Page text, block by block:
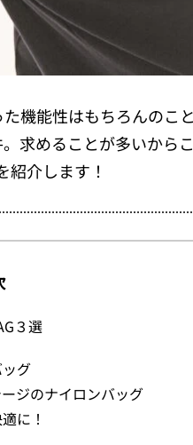
機能性はもちろんのこ
求めることが多いから
紹介します！
３選
グ
ジのナイロンバッグ
に！